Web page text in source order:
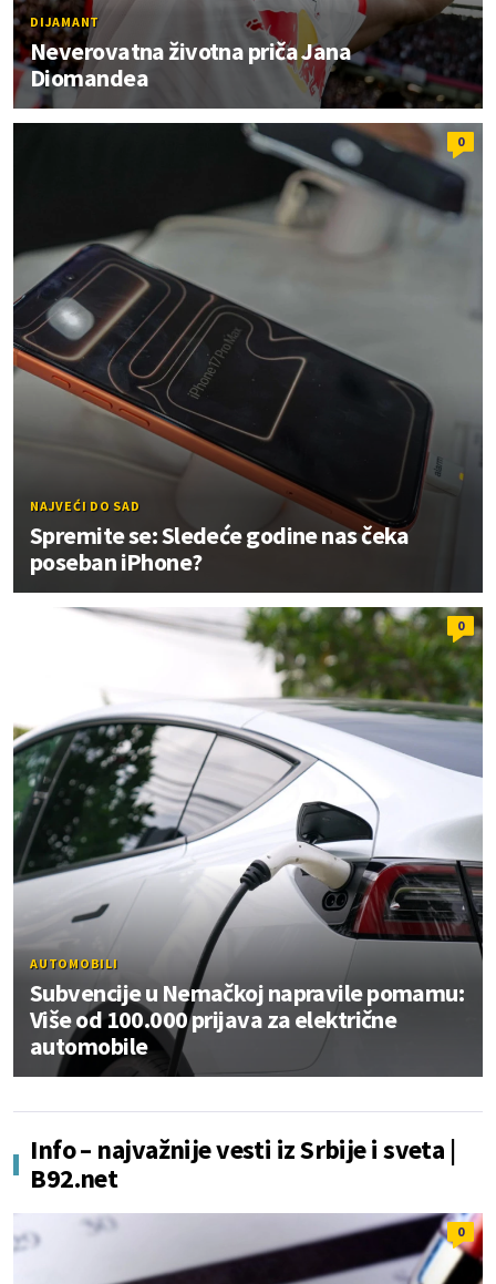
DIJAMANT
Neverovatna životna priča Jana
Diomandea
0
NAJVEĆI DO SAD
Spremite se: Sledeće godine nas čeka
poseban iPhone?
0
AUTOMOBILI
Subvencije u Nemačkoj napravile pomamu:
Više od 100.000 prijava za električne
automobile
Info – najvažnije vesti iz Srbije i sveta |
B92.net
0